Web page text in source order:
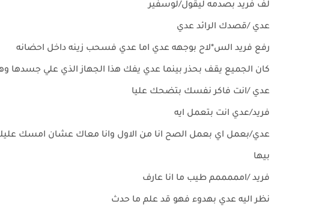
لف فريد بصدمه ليقول/لوسفير
عدي /قصدك الرائد عدي
رفع فريد الس*لاح بوجهه عدي اما عدي فسحب زينه داخل احضانه
كان الجميع يقف بحذر بينما عدي يفك هذا الجهاز الذي علي جسدها
عدي /انت فاكر نفسك بتضحك عليا
فريد/عدي انت بتعمل ايه
عدي/بعمل اي بعمل الصح انا من الاول وانا معاك عشان امسك
بيها
فريد /امممممم طيب ما انا عارف
نظر اليه عدي بهدوء فهو قد علم ما حدث